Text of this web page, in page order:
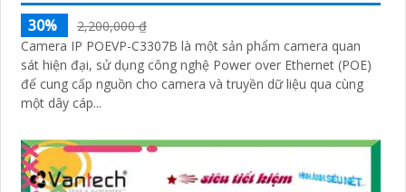
30%
2,200,000 ₫
Camera IP POEVP-C3307B là một sản phẩm camera quan
sát hiện đại, sử dụng công nghệ Power over Ethernet (POE)
để cung cấp nguồn cho camera và truyền dữ liệu qua cùng
một dây cáp...